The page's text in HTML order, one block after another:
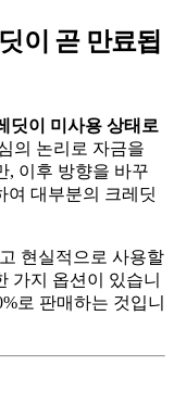
이 곧 만료됩
딧이 미사용 상태로
의 논리로 자금을
, 이후 방향을 바꾸
여 대부분의 크레딧
현실적으로 사용할
가지 옵션이 있습니
로 판매하는 것입니